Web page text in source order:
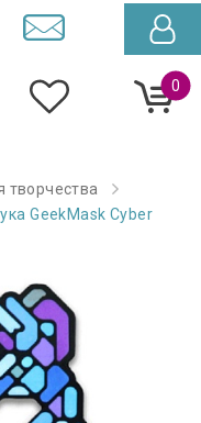
0
творчества
GeekMask Cyber